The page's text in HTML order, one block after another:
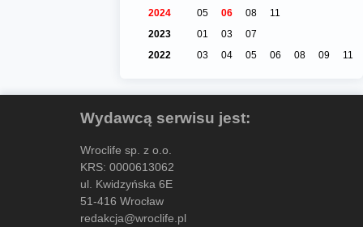
2024
05 06 08
11
2023
01 03
07
2022
03 04 05 06 08 09 11
Wydawcą serwisu jest:
Wroclife sp. z o.o.
KRS: 0000613062
ul. Kwidzyńska 6E
51-416 Wrocław
redakcja@wroclife.pl